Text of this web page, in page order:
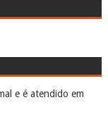
e é atendido em